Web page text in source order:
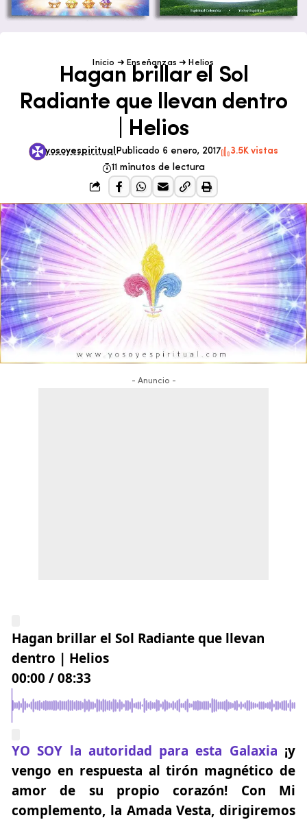
Inicio ➜ Enseñanzas ➜ Helios
Hagan brillar el Sol
Radiante que llevan dentro
| Helios
yosoyespiritual Publicado 6 enero, 2017
3.5K vistas
11 minutos de lectura
- Anuncio -
Hagan brillar el Sol Radiante que llevan
dentro | Helios
00:00 /08:33
YO SOY la autoridad para esta Galaxia ¡y
vengo en respuesta al tirón magnético de
amor de su propio corazón! Con Mi
complemento, la Amada Vesta, dirigiremos